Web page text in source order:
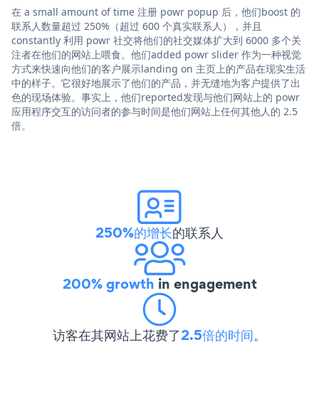
在 a small amount of time 注册 powr popup 后，他们boost 的
联系人数量超过 250%（超过 600 个真实联系人），并且
constantly 利用 powr 社交将他们的社交媒体扩大到 6000 多个关
注者在他们的网站上喂食。他们added powr slider 作为一种视觉
方式来快速向他们的客户展示landing on 主页上的产品在现实生活
中的样子。它很好地展示了他们的产品，并无缝地为客户提供了出
色的现场体验。事实上，他们reported发现与他们网站上的 powr
应用程序交互的访问者的参与时间是他们网站上任何其他人的 2.5
倍。
250%的增长的联系人
200% growth in engagement
访客在其网站上花费了2.5倍的时间。